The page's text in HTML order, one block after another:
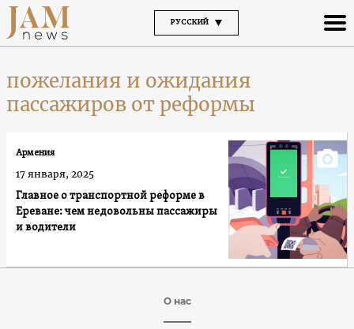
РУССКИЙ
пожелания и ожидания
пассажиров от реформы
Главное о транспортной реформе в
Ереване: чем недовольны пассажиры
и водители
Армения
17 января, 2025
О нас